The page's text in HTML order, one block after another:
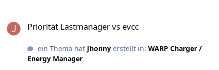
Priorität Lastmanager vs evcc
ein Thema hat Jhonnyerstellt in: WARP Charger /
Energy Manager